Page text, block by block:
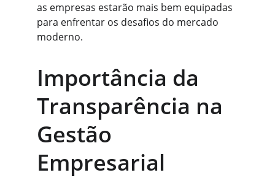
as empresas estarão mais bem equipadas
para enfrentar os desafios do mercado
moderno.
Importância da
Transparência na
Gestão
Empresarial